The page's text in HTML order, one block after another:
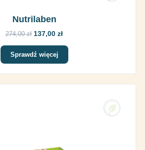
Nutrilaben
274,00 zł 137,00 zł
Sprawdź więcej